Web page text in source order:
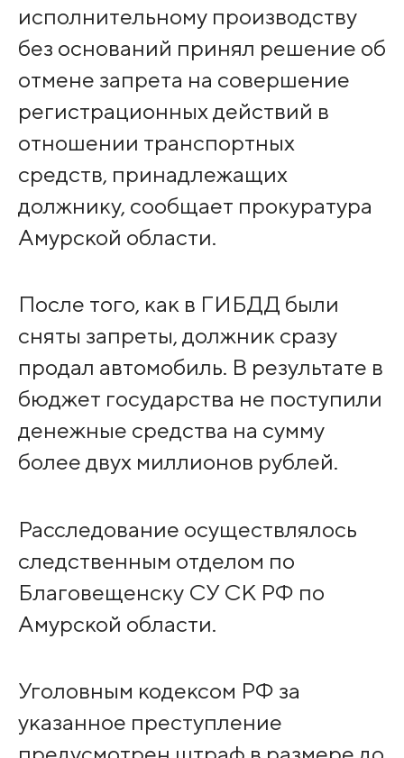
исполнительному производству
без оснований принял решение об
отмене запрета на совершение
регистрационных действий в
отношении транспортных
средств, принадлежащих
должнику, сообщает прокуратура
Амурской области.
После того, как в ГИБДД были
сняты запреты, должник сразу
продал автомобиль. В результате в
бюджет государства не поступили
денежные средства на сумму
более двух миллионов рублей.
Расследование осуществлялось
следственным отделом по
Благовещенску СУ СК РФ по
Амурской области.
Уголовным кодексом РФ за
указанное преступление